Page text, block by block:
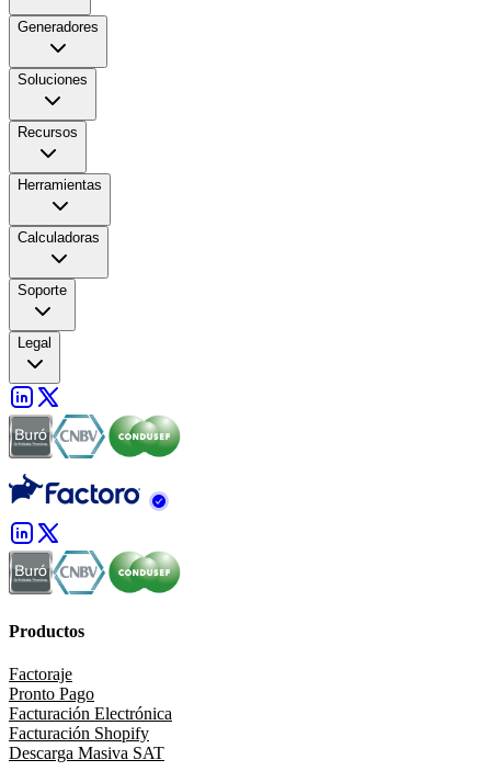
Generadores
Soluciones
Recursos
Herramientas
Calculadoras
Soporte
Legal
Productos
Factoraje
Pronto Pago
Facturación Electrónica
Facturación Shopify
Descarga Masiva SAT